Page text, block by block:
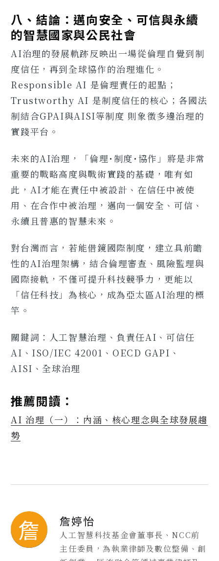
八、結論：邁向安全、可信與永續
的智慧國家與公民社會
AI治理的發展軌跡反映出一場從倫理自覺到制
度信任，再到全球協作的治理進化。
Responsible AI 是倫理責任的起點；
Trustworthy AI 是制度信任的核心；各國法
制結合GPAI與AISI等制度 則象徵多邊治理的
實踐平台。
未來的AI治理，「倫理･制度･協作」將是非常
重要的戰略高度與戰術實踐的基礎，唯有如
此，AI才能在責任中被設計、在信任中被使
用、在合作中被治理，邁向一個安全、可信、
永續且普惠的智慧未來。
對台灣而言，若能借鏡國際制度，建立具前瞻
性的AI治理架構，結合倫理審查、風險監理與
國際接軌，不僅可提升科技競爭力，更能以
「信任科技」為核心，成為亞太區AI治理的標
竿。
關鍵詞：人工智慧治理、負責任AI、可信任
AI、ISO/IEC 42001、OECD GAPI、
AISI、全球治理
推薦閱讀：
AI 治理（一）：內涵、核心理念與全球發展趨
勢
詹 詹婷怡
人工智慧科技基金會董事長、NCC前
主任委員，為執業律師及數位整備、創